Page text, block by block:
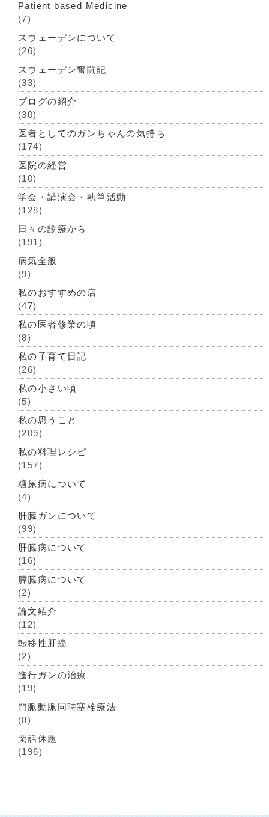
Patient based Medicine
(7)
スウェーデンについて
(26)
スウェーデン奮闘記
(33)
ブログの紹介
(30)
医者としてのガンちゃんの気持ち
(174)
医院の経営
(10)
学会・講演会・執筆活動
(128)
日々の診療から
(191)
病気全般
(9)
私のおすすめの店
(47)
私の医者修業の頃
(8)
私の子育て日記
(26)
私の小さい頃
(5)
私の思うこと
(209)
私の料理レシピ
(157)
糖尿病について
(4)
肝臓ガンについて
(99)
肝臓病について
(16)
膵臓病について
(2)
論文紹介
(12)
転移性肝癌
(2)
進行ガンの治療
(19)
門脈動脈同時塞栓療法
(8)
閑話休題
(196)